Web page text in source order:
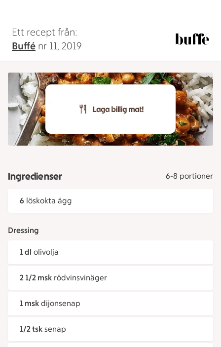
Ett recept från:
Buffé nr 11, 2019
Ingredienser 6-8 portioner
6 löskokta ägg
Dressing
1 dl olivolja
2 1/2 msk rödvinsvinäger
1 msk dijonsenap
1/2 tsk senap